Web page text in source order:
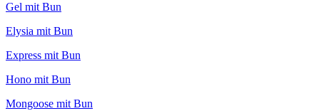
Gel mit Bun
Elysia mit Bun
Express mit Bun
Hono mit Bun
Mongoose mit Bun